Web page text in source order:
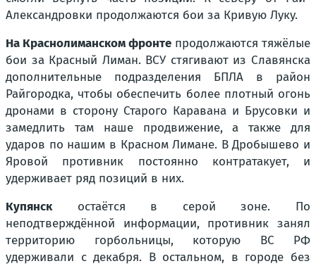
Александровки продолжаются бои за Кривую Луку.
На Краснолиманском фронте продолжаются тяжёлые
бои за Красный Лиман. ВСУ стягивают из Славянска
дополнительные подразделения БПЛА в район
Райгородка, чтобы обеспечить более плотный огонь
дронами в сторону Старого Каравана и Брусовки и
замедлить там наше продвижение, а также для
ударов по нашим в Красном Лимане. В Дробышево и
Яровой противник постоянно контратакует, и
удерживает ряд позиций в них.
Купянскостаётся в серой зоне. По
неподтверждённой информации, противник занял
территорию горбольницы, которую ВС РФ
удерживали с декабря. В остальном, в городе без